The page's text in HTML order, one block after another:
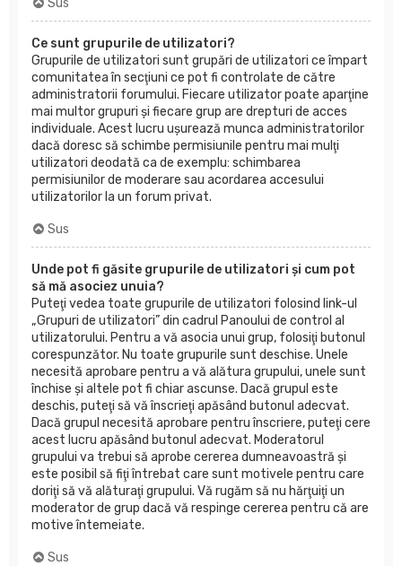
Ce sunt grupurile de utilizatori?
Grupurile de utilizatori sunt grupări de utilizatori ce împart
comunitatea în secţiuni ce pot fi controlate de către
administratorii forumului. Fiecare utilizator poate aparţine
mai multor grupuri şi fiecare grup are drepturi de acces
individuale. Acest lucru uşurează munca administratorilor
dacă doresc să schimbe permisiunile pentru mai mulţi
utilizatori deodată ca de exemplu: schimbarea
permisiunilor de moderare sau acordarea accesului
utilizatorilor la un forum privat.
Sus
Unde pot fi găsite grupurile de utilizatori şi cum pot
să mă asociez unuia?
Puteţi vedea toate grupurile de utilizatori folosind link-ul
„Grupuri de utilizatori” din cadrul Panoului de control al
utilizatorului. Pentru a vă asocia unui grup, folosiţi butonul
corespunzător. Nu toate grupurile sunt deschise. Unele
necesită aprobare pentru a vă alătura grupului, unele sunt
închise şi altele pot fi chiar ascunse. Dacă grupul este
deschis, puteţi să vă înscrieţi apăsând butonul adecvat.
Dacă grupul necesită aprobare pentru înscriere, puteţi cere
acest lucru apăsând butonul adecvat. Moderatorul
grupului va trebui să aprobe cererea dumneavoastră şi
este posibil să fiţi întrebat care sunt motivele pentru care
doriţi să vă alăturaţi grupului. Vă rugăm să nu hărţuiţi un
moderator de grup dacă vă respinge cererea pentru că are
motive întemeiate.
Sus